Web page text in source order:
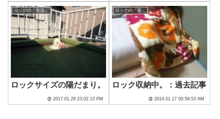
ロックの「生活」
ロックサイズの陽だまり。
2017.01.29 23:02:13 PM
ロックの「寝」
ロック収納中。：過去記事
2014.01.17 00:59:53 AM